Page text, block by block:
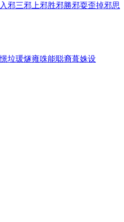
入邪三邪 上邪胜邪勝邪耍歪掉邪思
憬垃瑗燧雍咮能聪裔葺姝设